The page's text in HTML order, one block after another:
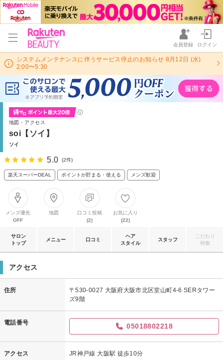
会員登録 ログイン
システムメンテナンスに伴うサービス停止のお知らせ 8月12日 (水)
2:00〜5:30
地図・アクセス
soi【ソイ】
ソイ
5.0 (2件)
楽天スーパーDEAL ポイントが貯まる・使える メンズ歓迎
メンズ優先
OFF
地図
口コミ投稿
(2)
お気に入り
(22)
サロン
トップ
メニュー 口コミ
ヘア
スタイル
スタッフ
こだわり
特集
アクセス
住所
〒530-0027 大阪府大阪市北区堂山町4-6 SERタワー
ズ9階
電話番号 05018802218
アクセス JR神戸線 大阪駅 徒歩10分